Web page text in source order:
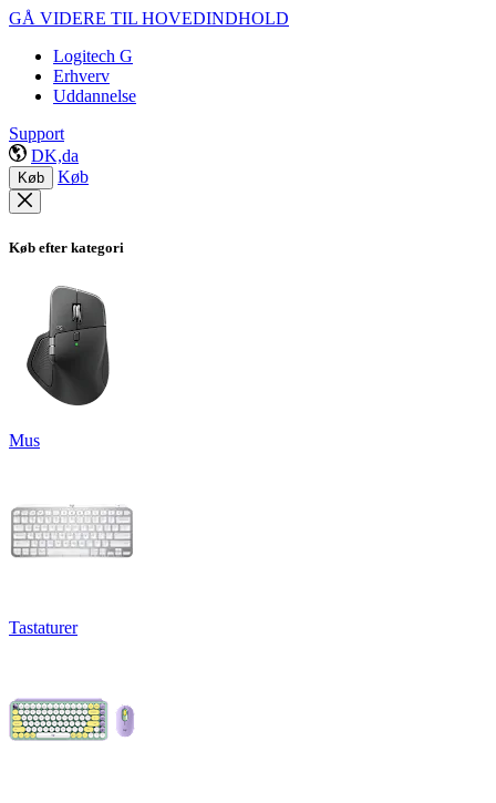
GÅ VIDERE TIL HOVEDINDHOLD
Logitech G
Erhverv
Uddannelse
Support
DK,da
Køb Køb
Køb efter kategori
Mus
Tastaturer